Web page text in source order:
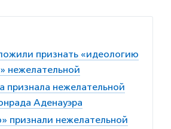
признать «идеологию
нежелательной
признала нежелательной
Аденауэра
признали нежелательной